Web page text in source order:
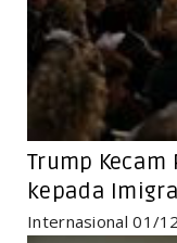
Trump Kecam
kepada
Internasional 01/